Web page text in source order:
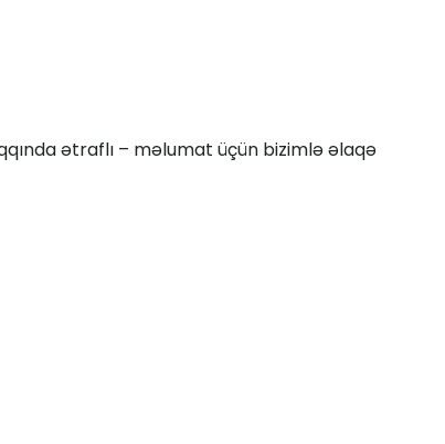
ətraflı – məlumat üçün bizimlə əlaqə